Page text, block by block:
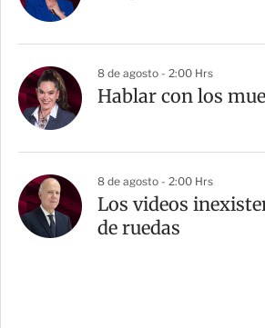
8 de agosto - 2:00 Hrs
Hablar con los
8 de agosto - 2:00 Hrs
Los videos
de ruedas